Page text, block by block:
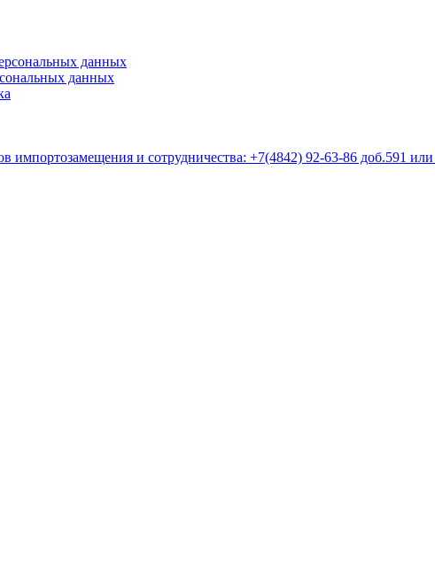
данных
данных
импортозамещения и сотрудничества: +7(4842) 92-63-86 доб.591 или